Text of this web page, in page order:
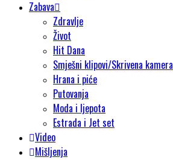
Zabava
Zdravlje
Život
Hit Dana
Smješni klipovi/Skrivena kamera
Hrana i piće
Putovanja
Moda i ljepota
Estrada i Jet set
Video
Mišljenja